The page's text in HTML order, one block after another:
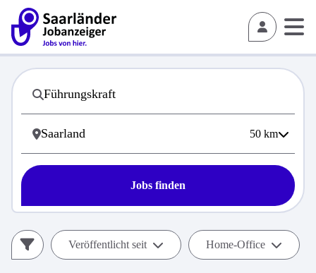
50 km
Jobs finden
Veröffentlicht seit Home-Office